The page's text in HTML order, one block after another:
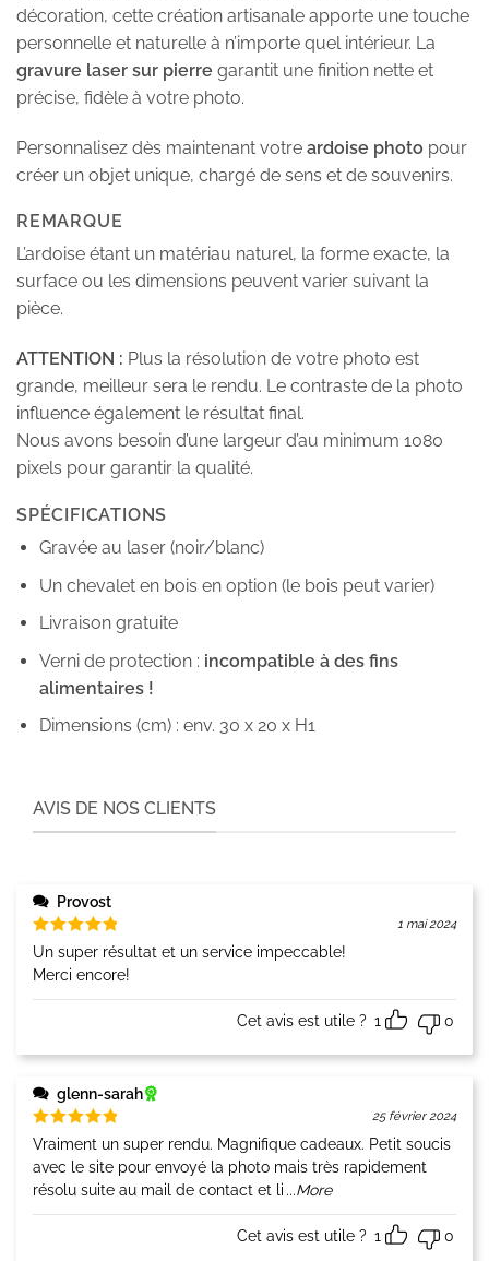
décoration, cette création artisanale apporte une touche
personnelle et naturelle à n’importe quel intérieur. La
gravure laser sur pierre garantit une finition nette et
précise, fidèle à votre photo.
Personnalisez dès maintenant votre ardoise photo pour
créer un objet unique, chargé de sens et de souvenirs.
REMARQUE
L’ardoise étant un matériau naturel, la forme exacte, la
surface ou les dimensions peuvent varier suivant la
pièce.
ATTENTION : Plus la résolution de votre photo est
grande, meilleur sera le rendu. Le contraste de la photo
influence également le résultat final.
Nous avons besoin d’une largeur d’au minimum 1080
pixels pour garantir la qualité.
SPÉCIFICATIONS
Gravée au laser (noir/blanc)
Un chevalet en bois en option (le bois peut varier)
Livraison gratuite
Verni de protection : incompatible à des fins
alimentaires !
Dimensions (cm) : env. 30 x 20 x H1
AVIS DE NOS CLIENTS
Provost
Note5
sur 5
1 mai 2024
Un super résultat et un service impeccable!
Merci encore!
Cet avis est utile ? 1 0
glenn-sarah
Note 5
sur 5
25 février 2024
Vraiment un super rendu. Magnifique cadeaux. Petit soucis
avec le site pour envoyé la photo mais très rapidement
résolu suite au mail de contact et li ...More
Cet avis est utile ? 1 0